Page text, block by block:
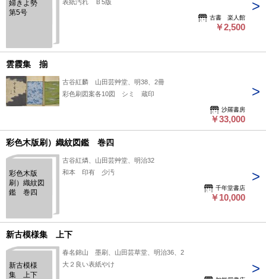
婦きよ勢
第5号
表紙汚れ Ｂ5版
古書 楽人館
￥2,500
雲霞集 揃
古谷紅麟 山田芸艸堂、明38、2冊
彩色刷図案各10図 シミ 蔵印
沙羅書房
￥33,000
彩色木版刷）織紋図鑑 巻四
彩色木版
刷）織紋図
鑑 巻四
古谷紅燐、山田芸艸堂、明治32
和本 印有 少汚
千年堂書店
￥10,000
新古模様集 上下
新古模様
集 上下
春名錦山 墨刷、山田芸草堂、明治36、2
大２良い表紙やけ